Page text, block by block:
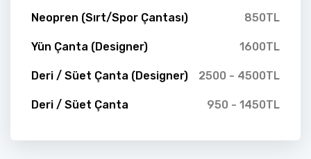
Neopren (Sırt/Spor Çantası) 850TL
Yün Çanta (Designer) 1600TL
Deri / Süet Çanta (Designer) 2500 - 4500TL
Deri / Süet Çanta 950 - 1450TL